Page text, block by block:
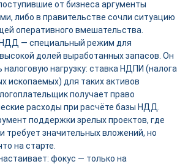
от бизнеса аргументы
либо в правительстве сочли ситуацию
оперативного вмешательства.
НДД — специальный режим для
долей выработанных запасов. Он
налоговую нагрузку: ставка НДПИ (налога
ископаемых) для таких активов
получает право
расходы при расчёте базы НДД.
поддержки зрелых проектов, где
требует значительных вложений, но
на старте.
фокус — только на